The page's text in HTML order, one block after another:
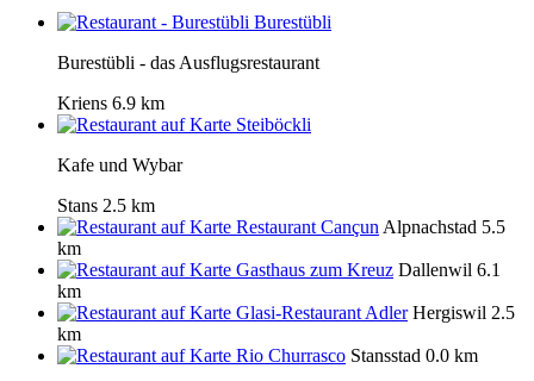
Burestübli
Burestübli - das Ausflugsrestaurant
Kriens 6.9 km
Steiböckli
Kafe und Wybar
Stans 2.5 km
Restaurant Cançun Alpnachstad 5.5
km
Gasthaus zum Kreuz Dallenwil 6.1
km
Glasi-Restaurant Adler Hergiswil 2.5
km
Rio Churrasco Stansstad 0.0 km